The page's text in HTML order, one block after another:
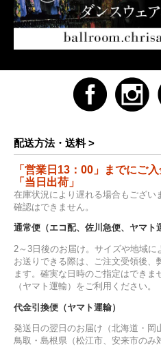
配送方法・送料 >
「営業日13：00」までにご
「当日出荷」
在庫状況により遅れる場合もござい
確認はできません。
通常便（エコ配、佐川急便、ヤマト
2～3日後のお届け。サイズや地域
お送りできる際は、ご注文受領後、
ます。確実な日時のご指定はでき
（ヤマト運輸）をご利用ください。
代金引換便（ヤマト運輸）
発送日の翌日のお届け（北海道・岡
鳥取・島根県（松江市、安来市のみ